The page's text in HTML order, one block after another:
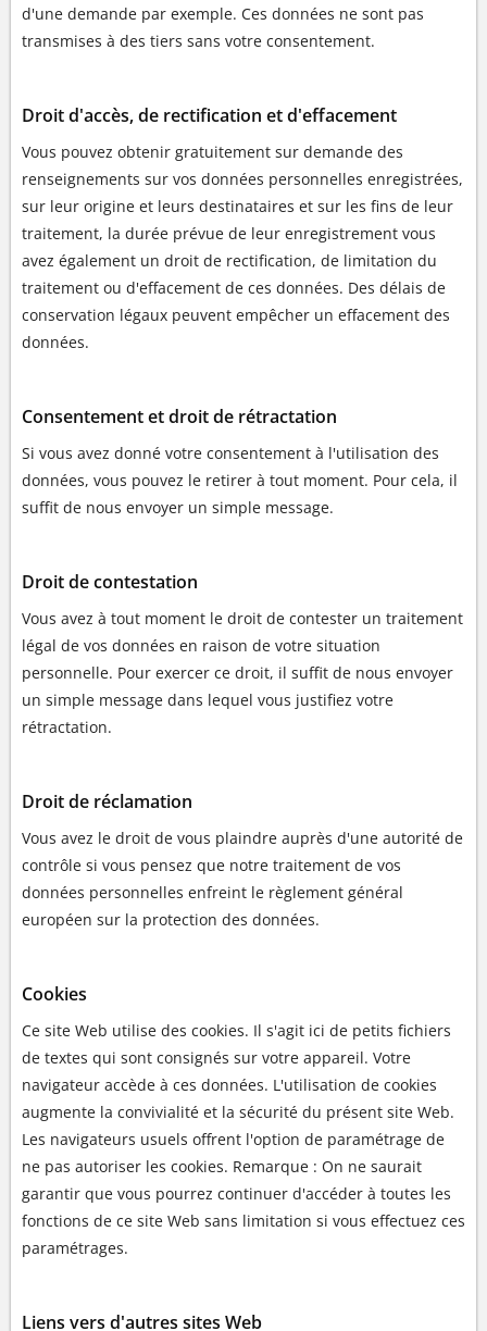
d'une demande par exemple. Ces données ne sont pas
transmises à des tiers sans votre consentement.
Droit d'accès, de rectification et d'effacement
Vous pouvez obtenir gratuitement sur demande des
renseignements sur vos données personnelles enregistrées,
sur leur origine et leurs destinataires et sur les fins de leur
traitement, la durée prévue de leur enregistrement vous
avez également un droit de rectification, de limitation du
traitement ou d'effacement de ces données. Des délais de
conservation légaux peuvent empêcher un effacement des
données.
Consentement et droit de rétractation
Si vous avez donné votre consentement à l'utilisation des
données, vous pouvez le retirer à tout moment. Pour cela, il
suffit de nous envoyer un simple message.
Droit de contestation
Vous avez à tout moment le droit de contester un traitement
légal de vos données en raison de votre situation
personnelle. Pour exercer ce droit, il suffit de nous envoyer
un simple message dans lequel vous justifiez votre
rétractation.
Droit de réclamation
Vous avez le droit de vous plaindre auprès d'une autorité de
contrôle si vous pensez que notre traitement de vos
données personnelles enfreint le règlement général
européen sur la protection des données.
Cookies
Ce site Web utilise des cookies. Il s'agit ici de petits fichiers
de textes qui sont consignés sur votre appareil. Votre
navigateur accède à ces données. L'utilisation de cookies
augmente la convivialité et la sécurité du présent site Web.
Les navigateurs usuels offrent l'option de paramétrage de
ne pas autoriser les cookies. Remarque : On ne saurait
garantir que vous pourrez continuer d'accéder à toutes les
fonctions de ce site Web sans limitation si vous effectuez ces
paramétrages.
Liens vers d'autres sites Web